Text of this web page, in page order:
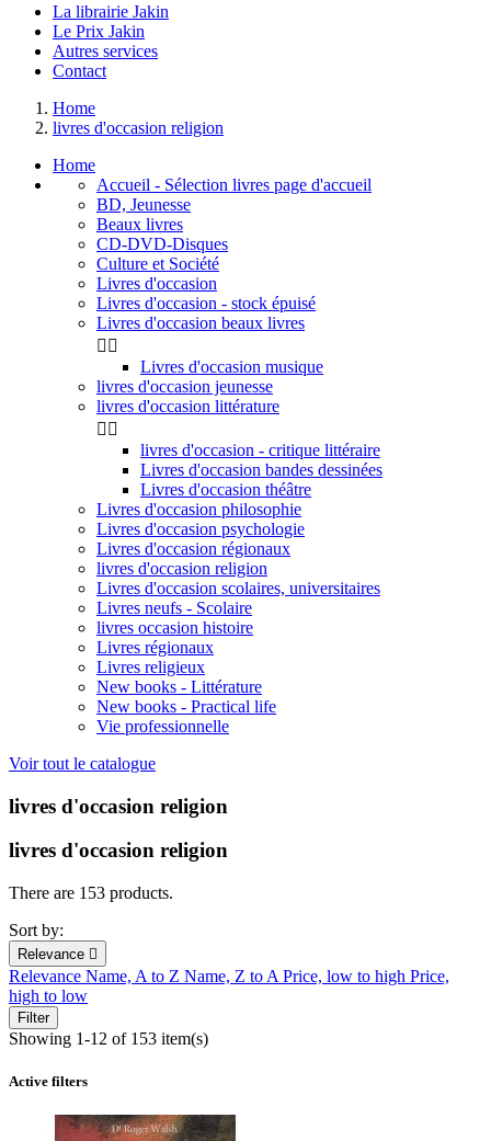
La librairie Jakin
Le Prix Jakin
Autres services
Contact
Home
livres d'occasion religion
Home
Accueil - Sélection livres page d'accueil
BD, Jeunesse
Beaux livres
CD-DVD-Disques
Culture et Société
Livres d'occasion
Livres d'occasion - stock épuisé
Livres d'occasion beaux livres
 
Livres d'occasion musique
livres d'occasion jeunesse
livres d'occasion littérature
 
livres d'occasion - critique littéraire
Livres d'occasion bandes dessinées
Livres d'occasion théâtre
Livres d'occasion philosophie
Livres d'occasion psychologie
Livres d'occasion régionaux
livres d'occasion religion
Livres d'occasion scolaires, universitaires
Livres neufs - Scolaire
livres occasion histoire
Livres régionaux
Livres religieux
New books - Littérature
New books - Practical life
Vie professionnelle
Voir tout le catalogue
livres d'occasion religion
livres d'occasion religion
There are 153 products.
Sort by:
Relevance 
Relevance Name, A to Z Name, Z to A Price, low to high Price,
high to low
Filter
Showing 1-12 of 153 item(s)
Active filters